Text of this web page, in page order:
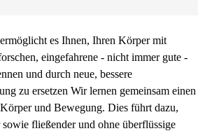
es Ihnen, Ihren Körper mit
eingefahrene - nicht immer gute -
und durch neue, bessere
zu ersetzen Wir lernen gemeinsam einen
und Bewegung. Dies führt dazu,
fließender und ohne überflüssige